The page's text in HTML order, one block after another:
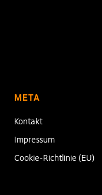
META
Kontakt
Impressum
Cookie-Richtlinie (EU)